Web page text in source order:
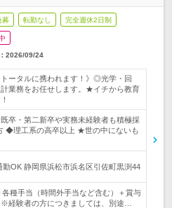
募 転勤なし 完全週休2日制
2026/09/24
トータルに携われます！》◎光学・回
業務をお任せします。★イチから教育
卒・第二新卒や実務未経験者も積極採
◆理工系の高卒以上 ★世の中にないも
OK 静岡県浜松市浜名区引佐町黒渕44
各種手当（時間外手当など含む）＋賞与
経験者の方につきましては、別途…